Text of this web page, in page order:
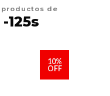
de
125s
10%
OFF